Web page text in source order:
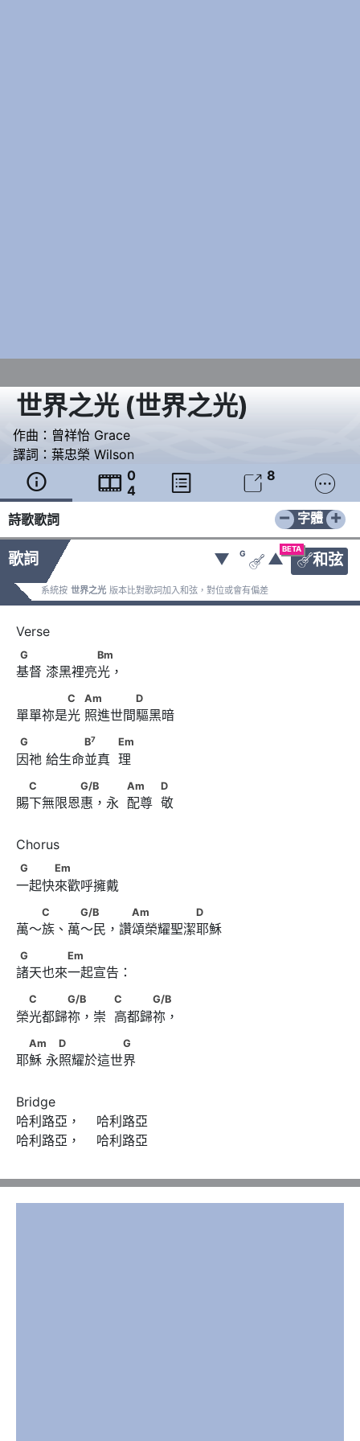
世界之光(世界之光)
作曲： 曾祥怡 Grace
譯詞： 葉忠榮 Wilson
  0
4
  8 
詩歌歌詞 − +
字體
歌詞
BETA
和弦
▼ G
 ▲
系統按 世界之光 版本比對歌詞加入和弦，對位或會有偏差
G　　      　　　　Bm
G Bm
基督 漆黑裡亮光，
C　      Am　　　　D
C Am D
單單祢是光 照進世間驅黑暗
G　　      　　　B7 Em
G B7 Em
因祂 給生命並真  理
C　　　　G/B　 　            Am　　            D
C G/B Am D
賜下無限恩惠，永  配尊  敬
G　　　Em
G Em
一起快來歡呼擁戴
C　 　G/B 　 　Am　　　　　D
C G/B Am D
萬～族、萬～民，讚頌榮耀聖潔耶穌
G　　　　Em
G Em
諸天也來一起宣告：
C　　　G/B　 　            C　　　G/B
C G/B C G/B
榮光都歸祢，崇  高都歸祢，
Am　      　D　　　　　G
Am D G
耶穌 永照耀於這世界
Bridge
哈利路亞，    哈利路亞
哈利路亞，    哈利路亞